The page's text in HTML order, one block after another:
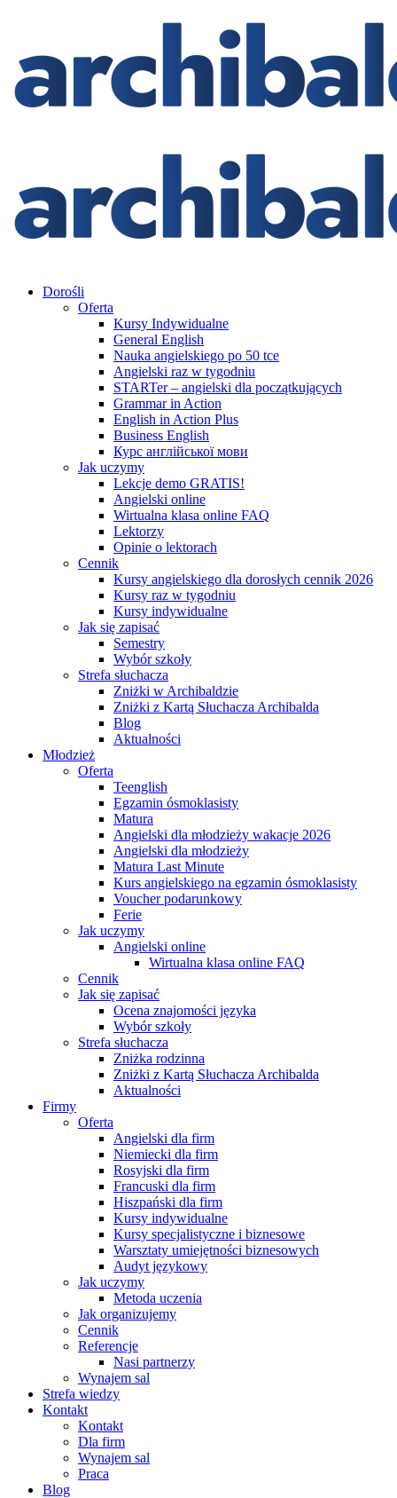
Dorośli
Oferta
Kursy Indywidualne
General English
Nauka angielskiego po 50 tce
Angielski raz w tygodniu
STARTer – angielski dla początkujących
Grammar in Action
English in Action Plus
Business English
Курс англійської мови
Jak uczymy
Lekcje demo GRATIS!
Angielski online
Wirtualna klasa online FAQ
Lektorzy
Opinie o lektorach
Cennik
Kursy angielskiego dla dorosłych cennik 2026
Kursy raz w tygodniu
Kursy indywidualne
Jak się zapisać
Semestry
Wybór szkoły
Strefa słuchacza
Zniżki w Archibaldzie
Zniżki z Kartą Słuchacza Archibalda
Blog
Aktualności
Młodzież
Oferta
Teenglish
Egzamin ósmoklasisty
Matura
Angielski dla młodzieży wakacje 2026
Angielski dla młodzieży
Matura Last Minute
Kurs angielskiego na egzamin ósmoklasisty
Voucher podarunkowy
Ferie
Jak uczymy
Angielski online
Wirtualna klasa online FAQ
Cennik
Jak się zapisać
Ocena znajomości języka
Wybór szkoły
Strefa słuchacza
Zniżka rodzinna
Zniżki z Kartą Słuchacza Archibalda
Aktualności
Firmy
Oferta
Angielski dla firm
Niemiecki dla firm
Rosyjski dla firm
Francuski dla firm
Hiszpański dla firm
Kursy indywidualne
Kursy specjalistyczne i biznesowe
Warsztaty umiejętności biznesowych
Audyt językowy
Jak uczymy
Metoda uczenia
Jak organizujemy
Cennik
Referencje
Nasi partnerzy
Wynajem sal
Strefa wiedzy
Kontakt
Kontakt
Dla firm
Wynajem sal
Praca
Blog